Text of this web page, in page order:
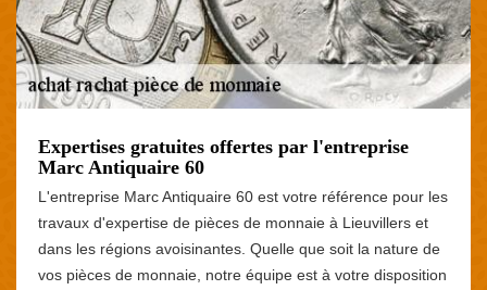
Expertises gratuites offertes par l'entreprise
Marc Antiquaire 60
L'entreprise Marc Antiquaire 60 est votre référence pour les
travaux d'expertise de pièces de monnaie à Lieuvillers et
dans les régions avoisinantes. Quelle que soit la nature de
vos pièces de monnaie, notre équipe est à votre disposition